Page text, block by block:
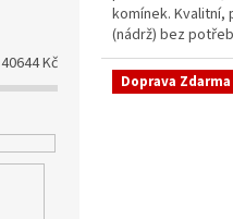
40644Kč
komínek. Kvalitní,
(nádrž) bez
přítoku a odtoku
Doprava Zdarma